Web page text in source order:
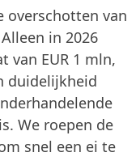
overschotten van
in 2026
van EUR 1 mln,
duidelijkheid
We roepen de
snel een ei te